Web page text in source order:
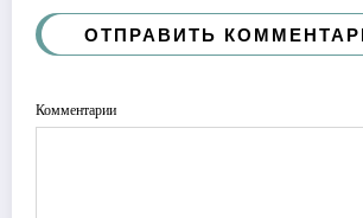
ОТПРАВИТЬ
Комментарии